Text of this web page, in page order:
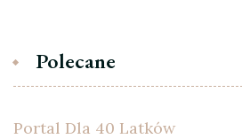
Polecane
Portal Dla 40 Latków